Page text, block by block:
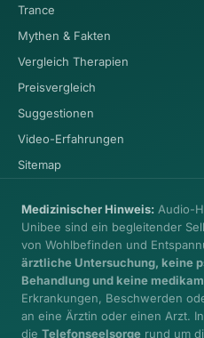
Trance
Mythen & Fakten
Vergleich Therapien
Preisvergleich
Suggestionen
Video-Erfahrungen
Sitemap
Medizinischer Hinweis: Audio-
Unibee sind ein begleitender
von Wohlbefinden und
ärztliche Untersuchung, keine
Behandlung und keine
Erkrankungen, Beschwerden
an eine Ärztin oder einen Arzt.
die Telefonseelsorge rund um